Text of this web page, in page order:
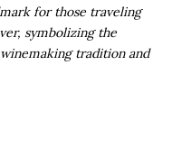
for those traveling
symbolizing the
tradition and